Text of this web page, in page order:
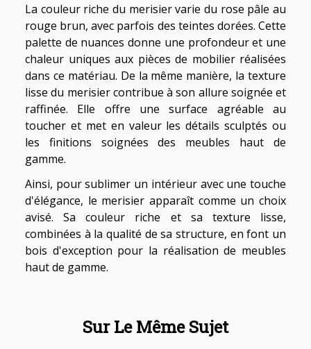
La couleur riche du merisier varie du rose pâle au
rouge brun, avec parfois des teintes dorées. Cette
palette de nuances donne une profondeur et une
chaleur uniques aux pièces de mobilier réalisées
dans ce matériau. De la même manière, la texture
lisse du merisier contribue à son allure soignée et
raffinée. Elle offre une surface agréable au
toucher et met en valeur les détails sculptés ou
les finitions soignées des meubles haut de
gamme.
Ainsi, pour sublimer un intérieur avec une touche
d'élégance, le merisier apparaît comme un choix
avisé. Sa couleur riche et sa texture lisse,
combinées à la qualité de sa structure, en font un
bois d'exception pour la réalisation de meubles
haut de gamme.
Sur Le Même Sujet